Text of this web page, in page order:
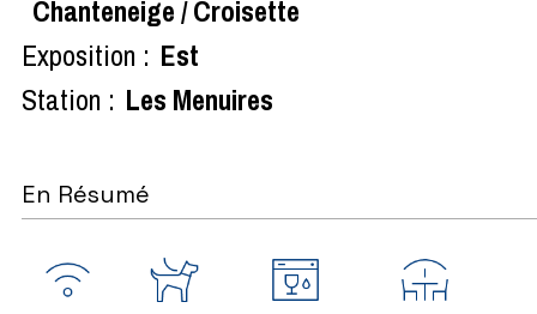
Chanteneige / Croisette
Exposition : Est
Station : Les Menuires
En Résumé